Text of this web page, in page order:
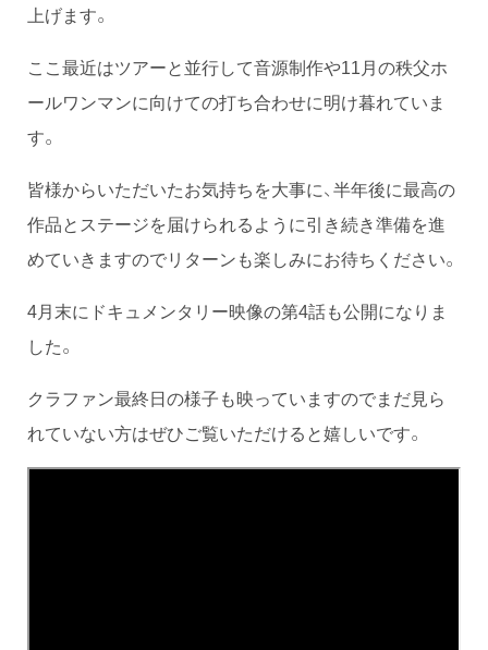
上げます。
ここ最近はツアーと並行して音源制作や11月の秩父ホ
ールワンマンに向けての打ち合わせに明け暮れていま
す。
皆様からいただいたお気持ちを大事に、半年後に最高の
作品とステージを届けられるように引き続き準備を進
めていきますのでリターンも楽しみにお待ちください。
4月末にドキュメンタリー映像の第4話も公開になりま
した。
クラファン最終日の様子も映っていますのでまだ見ら
れていない方はぜひご覧いただけると嬉しいです。